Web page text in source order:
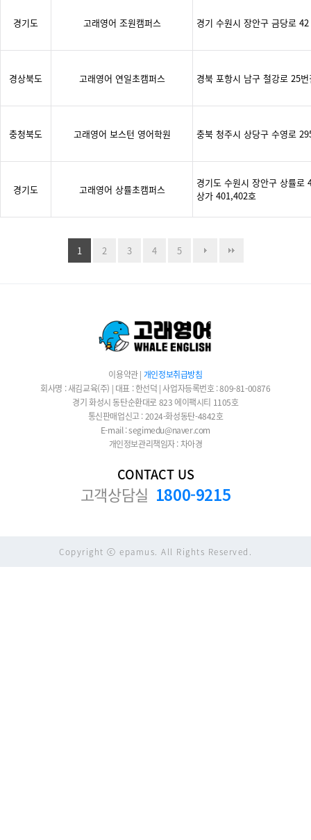
경기도 고래영어 조원캠퍼스 경기 수원시 장안구 금당로
경상북도 고래영어 연일초캠퍼스 경북 포항시 남구 철강로 25
충청북도 고래영어 보스턴 영어학원 충북 청주시 상당구 수영로
경기도 고래영어 상률초캠퍼스
경기도 수원시 장안구 상률로
상가 401,402호
1 2 3 4 5
이용약관| 개인정보취급방침
회사명 : 새김교육(주) | 대표 : 한선덕 | 사업자등록번호 : 809-81-00876
경기 화성시 동탄순환대로 823 에이팩시티 1105호
통신판매업신고 : 2024-화성동탄-4842호
E-mail : segimedu@naver.com
개인정보관리책임자 : 차아경
CONTACT US
고객상담실 1800-9215
Copyright ⓒ epamus. All Rights Reserved.